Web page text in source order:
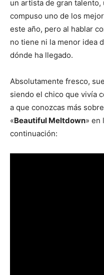
un artista de gran
compuso uno de los
este año, pero al hablar
no tiene ni la menor idea
dónde ha llegado.
Absolutamente fresco,
siendo el chico que vivía
a que conozcas más sobre
«Beautiful Meltdown» en
continuación: